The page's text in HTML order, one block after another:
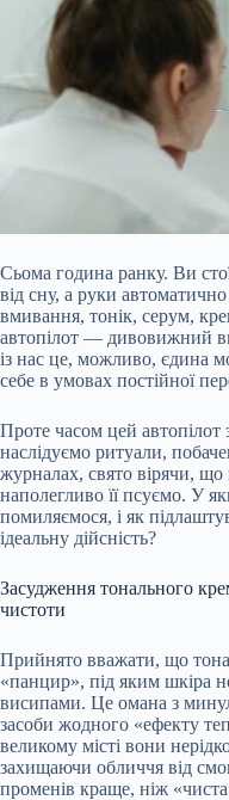
Сьома година ранку. Ви
від сну, а руки
вмивання, тонік, серум,
автопілот — дивовижний
із нас це, можливо, єдина
себе в умовах постійної
Проте часом цей
наслідуємо ритуали,
журналах, свято вірячи,
наполегливо її псуємо. У
помиляємося, і як
ідеальну дійсність?
Засудження тонального
чистоти
Прийнято вважати, що
«панцир», під яким шкіра
висипами. Це омана з
засоби жодного «ефекту
великому місті вони
захищаючи обличчя від
променів краще, ніж